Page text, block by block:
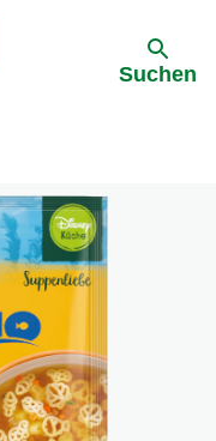
Suchen